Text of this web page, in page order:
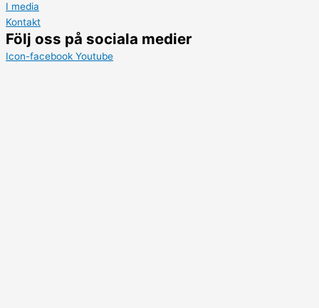
I media
Kontakt
Följ oss på sociala medier
Icon-facebook Youtube